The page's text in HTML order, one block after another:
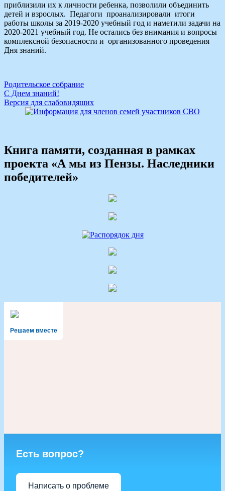
приблизили их к личности ребенка, позволили объединить
детей и взрослых. Педагоги проанализировали итоги
работы школы за 2019-2020 учебный год и наметили задачи на
2020-2021 учебный год. Не остались без внимания и вопросы
комплексной безопасности и организованного проведения
Дня знаний.
Навигация
по
записям
Родительское собрание
С Днем знаний!
Версия для слабовидящих
Книга памяти, созданная в рамках
проекта «А мы из Пензы. Наследники
победителей»
Решаем вместе
Есть вопрос?
Написать о проблеме